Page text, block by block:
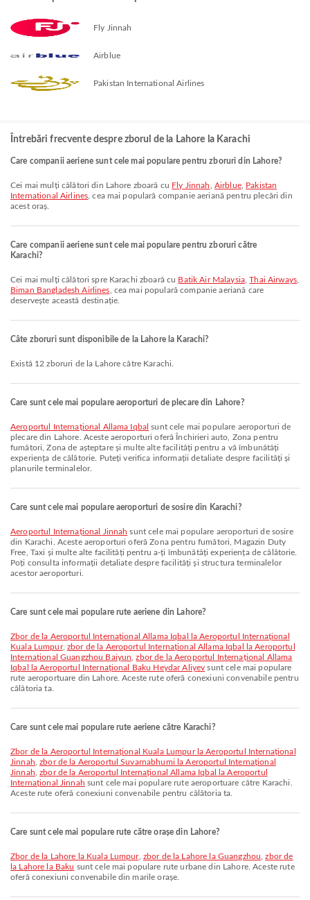
Fly Jinnah
Airblue
Pakistan International Airlines
Întrebări frecvente despre zborul de la Lahore la Karachi
Care companii aeriene sunt cele mai populare pentru zboruri din Lahore?
Cei mai mulți călători din Lahore zboară cu Fly Jinnah Airblue, Pakistan
International Airlines , cea mai populară companie aeriană pentru plecări din
acest oraș.
Care companii aeriene sunt cele mai populare pentru zboruri către
Karachi?
Cei mai mulți călători spre Karachi zboară cu Batik Air Malaysia,Thai Airways,
Biman Bangladesh Airlines , cea mai populară companie aeriană care
deservește această destinație.
Câte zboruri sunt disponibile de la Lahore la Karachi?
Există 12 zboruri de la Lahore către Karachi.
Care sunt cele mai populare aeroporturi de plecare din Lahore?
Aeroportul Internațional Allama Iqbal sunt cele mai populare aeroporturi de
plecare din Lahore. Aceste aeroporturi oferă Închirieri auto, Zona pentru
fumători, Zona de așteptare și multe alte facilități pentru a vă îmbunătăți
experiența de călătorie. Puteți verifica informații detaliate despre facilități și
planurile terminalelor.
Care sunt cele mai populare aeroporturi de sosire din Karachi?
Aeroportul Internațional Jinnah sunt cele mai populare aeroporturi de sosire
din Karachi. Aceste aeroporturi oferă Zona pentru fumători, Magazin Duty
Free, Taxi și multe alte facilități pentru a-ți îmbunătăți experiența de călătorie.
Poți consulta informații detaliate despre facilități și structura terminalelor
acestor aeroporturi.
Care sunt cele mai populare rute aeriene din Lahore?
zbor de la Aeroportul Internațional Allama Iqbal la Aeroportul Internațional
Kuala Lumpur, zbor de la Aeroportul Internațional Allama Iqbal la Aeroportul
Internațional Guangzhou Baiyun ,zbor de la Aeroportul Internațional Allama
Iqbal la Aeroportul Internațional Baku Heydar Aliyev sunt cele mai populare
rute aeroportuare din Lahore. Aceste rute oferă conexiuni convenabile pentru
călătoria ta.
Care sunt cele mai populare rute aeriene către Karachi?
zbor de la Aeroportul Internațional Kuala Lumpur la Aeroportul Internațional
Jinnah ,zbor de la Aeroportul Suvarnabhumi la Aeroportul Internațional
Jinnah ,zbor de la Aeroportul Internațional Allama Iqbal la Aeroportul
Internațional Jinnah sunt cele mai populare rute aeroportuare către Karachi.
Aceste rute oferă conexiuni convenabile pentru călătoria ta.
Care sunt cele mai populare rute către orașe din Lahore?
zbor de la Lahore la Kuala Lumpur, zbor de la Lahore la Guangzhou ,zbor de
la Lahore la Baku sunt cele mai populare rute urbane din Lahore. Aceste rute
oferă conexiuni convenabile din marile orașe.